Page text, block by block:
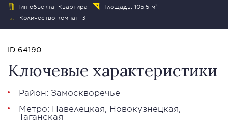
Тип объекта: Квартира
Площадь: 105.5 м²
Количество комнат: 3
ID 64190
Ключевые характеристики
Район: Замоскворечье
Метро: Павелецкая Новокузнецкая
Таганская